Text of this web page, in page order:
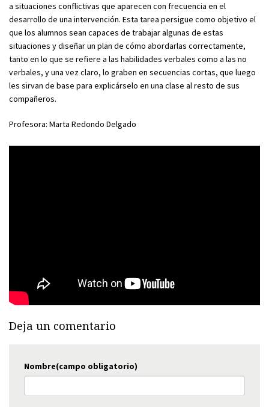
a situaciones conflictivas que aparecen con frecuencia en el
desarrollo de una intervención. Esta tarea persigue como objetivo el
que los alumnos sean capaces de trabajar algunas de estas
situaciones y diseñar un plan de cómo abordarlas correctamente,
tanto en lo que se refiere a las habilidades verbales como a las no
verbales, y una vez claro, lo graben en secuencias cortas, que luego
les sirvan de base para explicárselo en una clase al resto de sus
compañeros.
Profesora: Marta Redondo Delgado
Deja un comentario
Nombre(campo obligatorio)